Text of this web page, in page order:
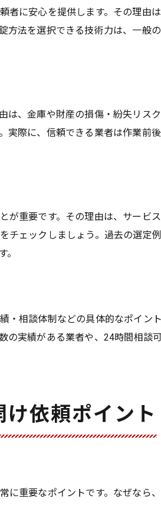
鍵開け専門業者へ早く相談する重
トラブル発生時の依頼手順を解説
ミで評判の良い金庫鍵開け業者と
鍵開け依頼前に確認したい実績情
鍵開け依頼時に確認すべき重要事
鍵開け業者とのやり取りで注意点
鍵開け料金トラブルを防ぐコツ
安心できる金庫トラブル対策
鍵開け緊急時に役立つ備えと対策
鍵開け依頼の際の安心サポート体制
に安心を提供します。その理由
法を選択できる技術力は、一般
、金庫や財産の損傷・紛失リス
際に、信頼できる業者は作業前
重要です。その理由は、サービ
チェックしましょう。過去の選定
・相談体制などの具体的なポイン
実績がある業者や、24時間相談
依頼ポイント
重要なポイントです。なぜなら